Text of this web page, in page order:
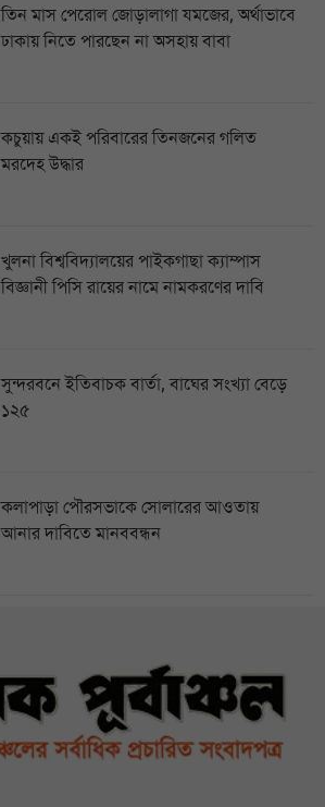
তিন মাস পেরোল জোড়ালাগা যমজের, অর্থাভাবে
ঢাকায় নিতে পারছেন না অসহায় বাবা
কচুয়ায় একই পরিবারের তিনজনের গলিত
মরদেহ উদ্ধার
খুলনা বিশ্ববিদ্যালয়ের পাইকগাছা ক্যাম্পাস
বিজ্ঞানী পিসি রায়ের নামে নামকরণের দাবি
সুন্দরবনে ইতিবাচক বার্তা, বাঘের সংখ্যা বেড়ে
১২৫
কলাপাড়া পৌরসভাকে সোলারের আওতায়
আনার দাবিতে মানববন্ধন